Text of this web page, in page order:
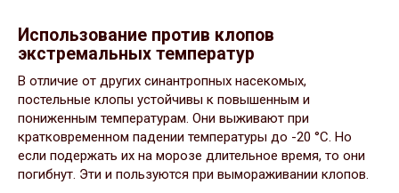
Использование против клопов
экстремальных температур
В отличие от других синантропных насекомых,
постельные клопы устойчивы к повышенным и
пониженным температурам. Они выживают при
кратковременном падении температуры до -20 °C. Но
если подержать их на морозе длительное время, то они
погибнут. Эти и пользуются при вымораживании клопов.